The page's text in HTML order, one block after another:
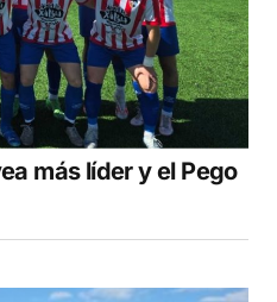
más líder y el Pego